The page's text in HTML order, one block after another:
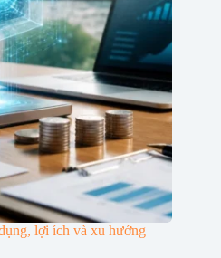
lợi ích và xu hướng